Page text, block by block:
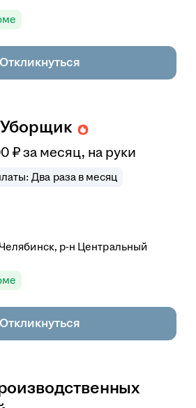
Откликнуться
₽ за месяц, на руки
Два раза в месяц
р-н Центральный
Откликнуться